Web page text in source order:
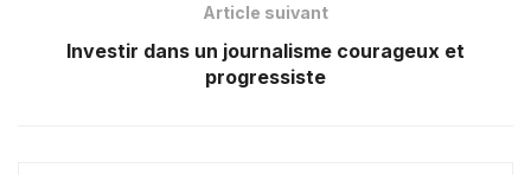
Article suivant
Investir dans un journalisme courageux et
progressiste